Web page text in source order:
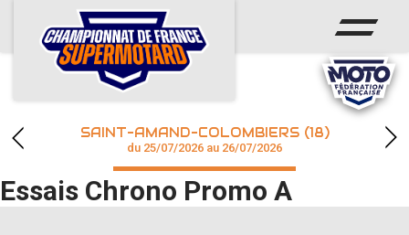
ACCUEIL
ACTUS
CALENDRIER
CHAMPIONNAT
RÉSULTATS
SAINT-AMAND-COLOMBIERS (18)
du 25/07/2026 au 26/07/2026
Essais Chrono Promo A